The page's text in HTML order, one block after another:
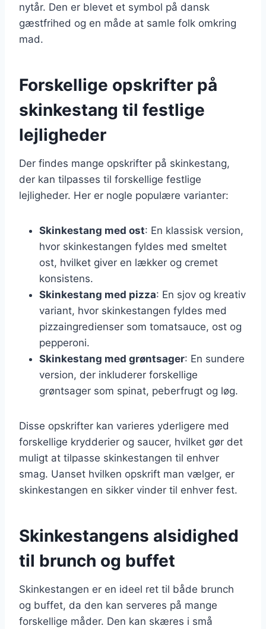
nytår. Den er blevet et symbol på dansk
gæstfrihed og en måde at samle folk omkring
mad.
Forskellige opskrifter på
skinkestang til festlige
lejligheder
Der findes mange opskrifter på skinkestang,
der kan tilpasses til forskellige festlige
lejligheder. Her er nogle populære varianter:
Skinkestang med ost: En klassisk version,
hvor skinkestangen fyldes med smeltet
ost, hvilket giver en lækker og cremet
konsistens.
Skinkestang med pizza: En sjov og kreativ
variant, hvor skinkestangen fyldes med
pizzaingredienser som tomatsauce, ost og
pepperoni.
Skinkestang med grøntsager: En sundere
version, der inkluderer forskellige
grøntsager som spinat, peberfrugt og løg.
Disse opskrifter kan varieres yderligere med
forskellige krydderier og saucer, hvilket gør det
muligt at tilpasse skinkestangen til enhver
smag. Uanset hvilken opskrift man vælger, er
skinkestangen en sikker vinder til enhver fest.
Skinkestangens alsidighed
til brunch og buffet
Skinkestangen er en ideel ret til både brunch
og buffet, da den kan serveres på mange
forskellige måder. Den kan skæres i små